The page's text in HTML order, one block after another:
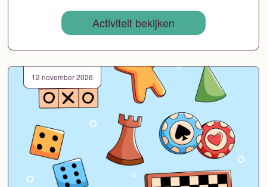
Activiteit bekijken
12 november 2026